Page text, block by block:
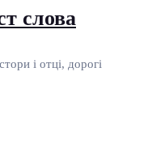
слова
і отці, дорогі